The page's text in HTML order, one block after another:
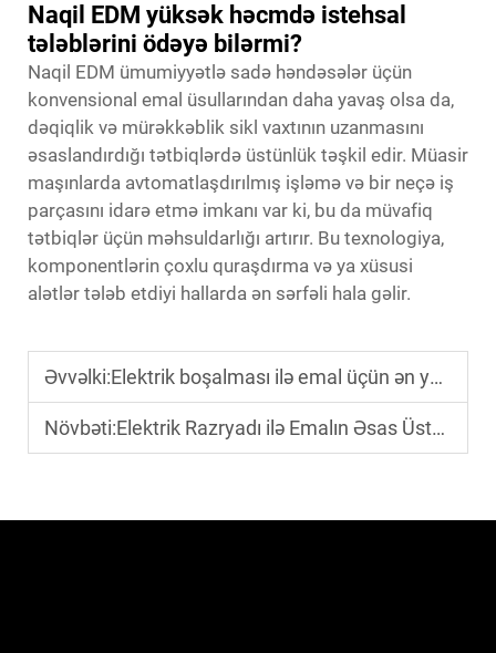
Naqil EDM yüksək həcmdə istehsal
tələblərini ödəyə bilərmi?
Naqil EDM ümumiyyətlə sadə həndəsələr üçün
konvensional emal üsullarından daha yavaş olsa da,
dəqiqlik və mürəkkəblik sikl vaxtının uzanmasını
əsaslandırdığı tətbiqlərdə üstünlük təşkil edir. Müasir
maşınlarda avtomatlaşdırılmış işləmə və bir neçə iş
parçasını idarə etmə imkanı var ki, bu da müvafiq
tətbiqlər üçün məhsuldarlığı artırır. Bu texnologiya,
komponentlərin çoxlu quraşdırma və ya xüsusi
alətlər tələb etdiyi hallarda ən sərfəli hala gəlir.
Əvvəlki:Elektrik boşalması ilə emal üçün ən yaxşı materiallar hansılardır?
Növbəti:Elektrik Razryadı ilə Emalın Əsas Üstünlükləri Nələrdir?